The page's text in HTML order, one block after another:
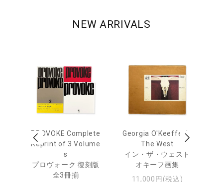
NEW ARRIVALS
PROVOKE Complete
Reprint of 3 Volume
s
プロヴォーク 復刻版
全3冊揃
Georgia O'Keeffe: In
The West
イン・ザ・ウェスト
オキーフ画集
11,000円(税込)